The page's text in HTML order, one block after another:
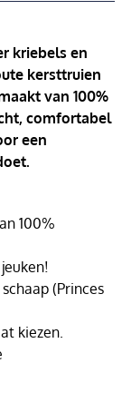
kriebels en
kersttruien
van 100%
comfortabel
een
100%
(Princes
kiezen.